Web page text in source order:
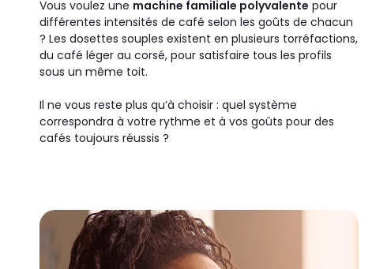
Vous voulez une machine familiale polyvalente pour
différentes intensités de café selon les goûts de chacun
? Les dosettes souples existent en plusieurs torréfactions,
du café léger au corsé, pour satisfaire tous les profils
sous un même toit.
Il ne vous reste plus qu’à choisir : quel système
correspondra à votre rythme et à vos goûts pour des
cafés toujours réussis ?